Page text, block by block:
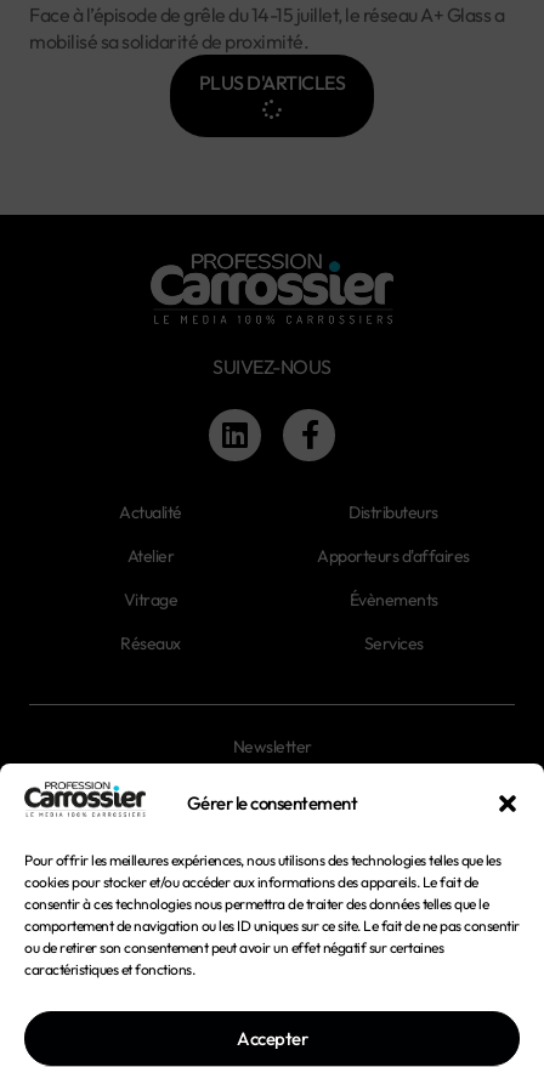
Gérer le consentement
Pour offrir les meilleures expériences, nous utilisons des technologies telles que les
cookies pour stocker et/ou accéder aux informations des appareils. Le fait de
consentir à ces technologies nous permettra de traiter des données telles que le
comportement de navigation ou les ID uniques sur ce site. Le fait de ne pas consentir
ou de retirer son consentement peut avoir un effet négatif sur certaines
caractéristiques et fonctions.
Accepter
Face à l’épisode de grêle du 14-15 juillet, le réseau A+ Glass a
mobilisé sa solidarité de proximité.
PLUS D'ARTICLES
SUIVEZ-NOUS
Actualité
Atelier
Vitrage
Réseaux
Distributeurs
Apporteurs d'affaires
Évènements
Services
Newsletter
Mentions légales
Conditions générales d'utilisation
Conditions générales de vente
Politique de cookies